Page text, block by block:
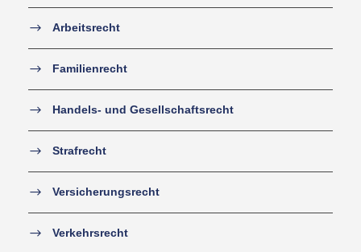
Arbeitsrecht
Familienrecht
Handels- und Gesellschaftsrecht
Strafrecht
Versicherungsrecht
Verkehrsrecht